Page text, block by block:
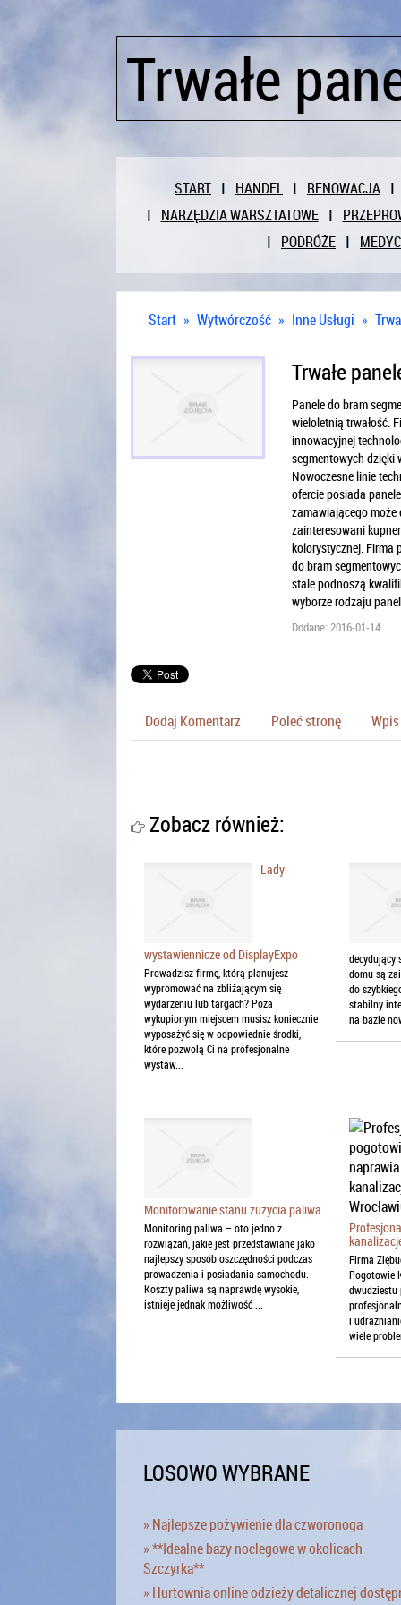
Trwałe
START HANDEL
RENOWACJA
NARZĘDZIA WARSZTATOWE
PODRÓŻE
Start » Wytwórczość » Inne Usługi »
Trwałe
Panele do bram
wieloletnią trwałość.
innowacyjnej
segmentowych dzięki
Nowoczesne linie
ofercie posiada
zamawiającego
zainteresowani
kolorystycznej. Firma
do bram
stale podnoszą
wyborze rodzaju
Dodane: 2016-01-14
Dodaj Komentarz Poleć stronę
Zobacz również:
Lady
wystawiennicze od DisplayExpo
Prowadzisz firmę, którą planujesz
wypromować na zbliżającym się
wydarzeniu lub targach? Poza
wykupionym miejscem musisz koniecznie
wyposażyć się w odpowiednie środki,
które pozwolą Ci na profesjonalne
wystaw...
decydujący
domu są
do
stabilny
na bazie
Monitorowanie stanu zużycia paliwa
Monitoring paliwa – oto jedno z
rozwiązań, jakie jest przedstawiane jako
najlepszy sposób oszczędności podczas
prowadzenia i posiadania samochodu.
Koszty paliwa są naprawdę wysokie,
istnieje jednak możliwość ...
Firma
Pogotowie
i
wiele
LOSOWO WYBRANE
» Najlepsze pożywienie dla czworonoga
» **Idealne bazy noclegowe w okolicach
Szczyrka**
» Hurtownia online odzieży detalicznej